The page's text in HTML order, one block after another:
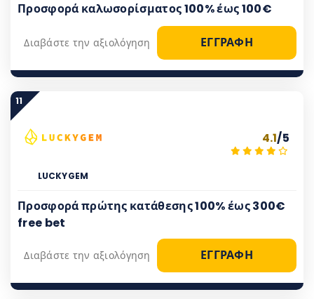
Προσφορά καλωσορίσματος 100% έως 100€
ΕΓΓΡΑΦΗ
Διαβάστε την αξιολόγηση
11
LUCKYGEM
4.1/5
Προσφορά πρώτης κατάθεσης 100% έως 300€
free bet
ΕΓΓΡΑΦΗ
Διαβάστε την αξιολόγηση